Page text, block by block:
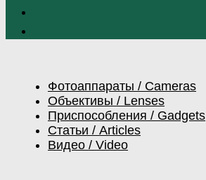
Фотоаппараты / Cameras
Объективы / Lenses
Приспособления / Gadgets
Статьи / Articles
Видео / Video